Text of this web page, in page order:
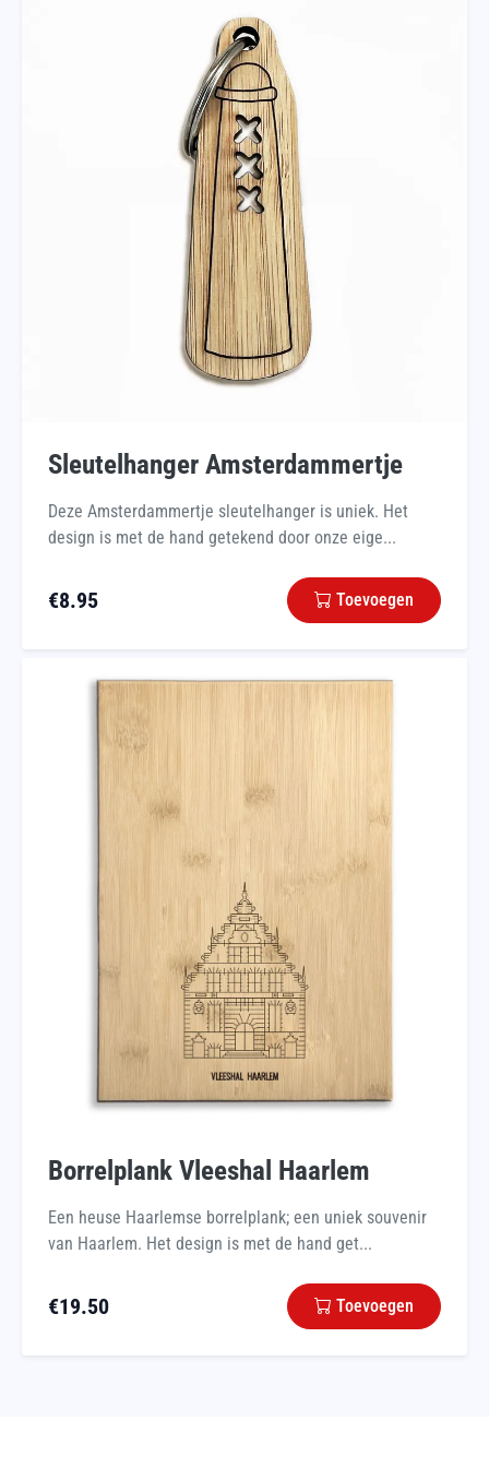
Sleutelhanger Amsterdammertje
Deze Amsterdammertje sleutelhanger is uniek. Het
design is met de hand getekend door onze eige...
€8.95 Toevoegen
Borrelplank Vleeshal Haarlem
Een heuse Haarlemse borrelplank; een uniek souvenir
van Haarlem. Het design is met de hand get...
€19.50 Toevoegen